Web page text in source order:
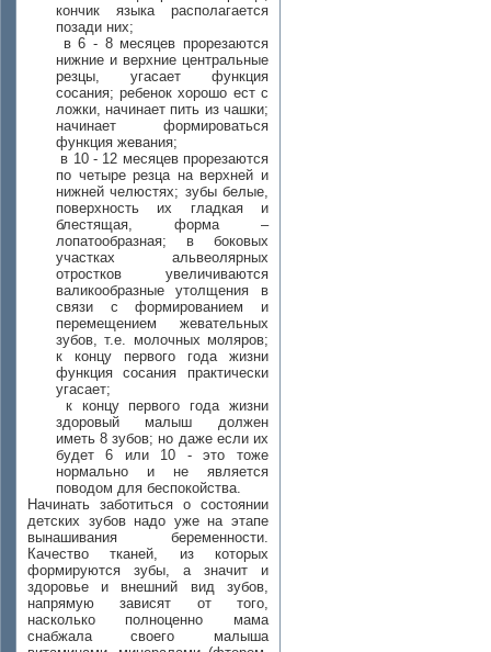
кончик языка располагается
позади них;
в 6 - 8 месяцев прорезаются
нижние и верхние центральные
резцы, угасает функция
сосания; ребенок хорошо ест с
ложки, начинает пить из чашки;
начинает формироваться
функция жевания;
в 10 - 12 месяцев прорезаются
по четыре резца на верхней и
нижней челюстях; зубы белые,
поверхность их гладкая и
блестящая, форма –
лопатообразная; в боковых
участках альвеолярных
отростков увеличиваются
валикообразные утолщения в
связи с формированием и
перемещением жевательных
зубов, т.е. молочных моляров;
к концу первого года жизни
функция сосания практически
угасает;
к концу первого года жизни
здоровый малыш должен
иметь 8 зубов; но даже если их
будет 6 или 10 - это тоже
нормально и не является
поводом для беспокойства.
Начинать заботиться о состоянии
детских зубов надо уже на этапе
вынашивания беременности.
Качество тканей, из которых
формируются зубы, а значит и
здоровье и внешний вид зубов,
напрямую зависят от того,
насколько полноценно мама
снабжала своего малыша